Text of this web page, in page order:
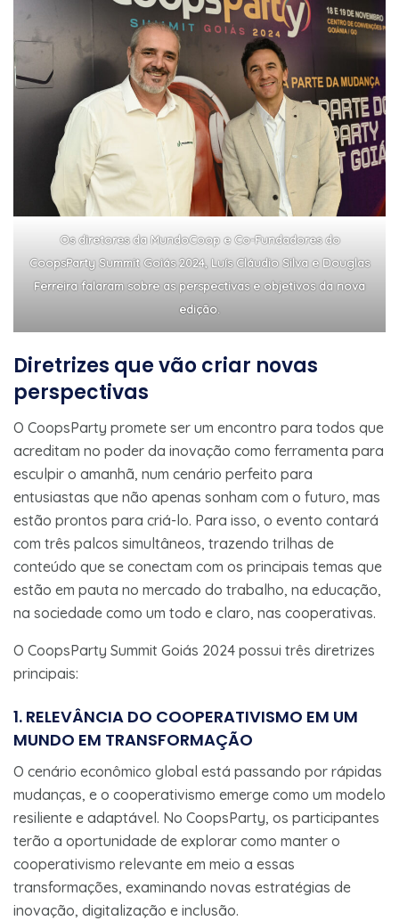
Os diretores da MundoCoop e Co-Fundadores do
CoopsParty Summit Goiás 2024, Luís Cláudio Silva e Douglas
Ferreira falaram sobre as perspectivas e objetivos da nova
edição.
Diretrizes que vão criar novas
perspectivas
O CoopsParty promete ser um encontro para todos que
acreditam no poder da inovação como ferramenta para
esculpir o amanhã, num cenário perfeito para
entusiastas que não apenas sonham com o futuro, mas
estão prontos para criá-lo. Para isso, o evento contará
com três palcos simultâneos, trazendo trilhas de
conteúdo que se conectam com os principais temas que
estão em pauta no mercado do trabalho, na educação,
na sociedade como um todo e claro, nas cooperativas.
O CoopsParty Summit Goiás 2024 possui três diretrizes
principais:
1. RELEVÂNCIA DO COOPERATIVISMO EM UM
MUNDO EM TRANSFORMAÇÃO
O cenário econômico global está passando por rápidas
mudanças, e o cooperativismo emerge como um modelo
resiliente e adaptável. No CoopsParty, os participantes
terão a oportunidade de explorar como manter o
cooperativismo relevante em meio a essas
transformações, examinando novas estratégias de
inovação, digitalização e inclusão.